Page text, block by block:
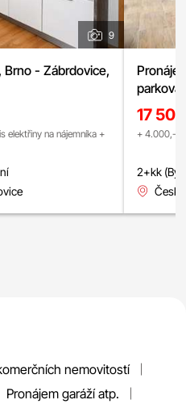
9
Brno - Zábrdovice,
elektřiny na nájemníka +
17
+ 4.000,-
2+kk
Česká
nemovitostí
Pronájem garáží atp.